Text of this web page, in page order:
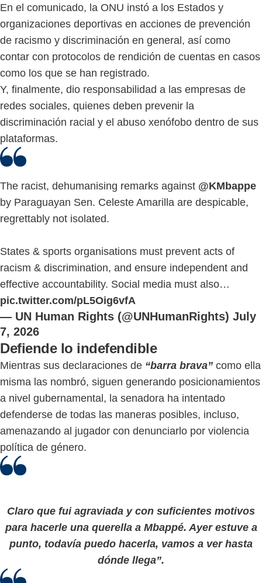
En el comunicado, la ONU instó a los Estados y
organizaciones deportivas en acciones de prevención
de racismo y discriminación en general, así como
contar con protocolos de rendición de cuentas en casos
como los que se han registrado.
Y, finalmente, dio responsabilidad a las empresas de
redes sociales, quienes deben prevenir la
discriminación racial y el abuso xenófobo dentro de sus
plataformas.
The racist, dehumanising remarks against @KMbappe
by Paraguayan Sen. Celeste Amarilla are despicable,
regrettably not isolated.
States & sports organisations must prevent acts of
racism & discrimination, and ensure independent and
effective accountability. Social media must also…
pic.twitter.com/pL5Oig6vfA
— UN Human Rights (@UNHumanRights) July
7, 2026
Defiende lo indefendible
Mientras sus declaraciones de “barra brava” como ella
misma las nombró, siguen generando posicionamientos
a nivel gubernamental, la senadora ha intentado
defenderse de todas las maneras posibles, incluso,
amenazando al jugador con denunciarlo por violencia
política de género.
Claro que fui agraviada y con suficientes motivos
para hacerle una querella a Mbappé. Ayer estuve a
punto, todavía puedo hacerla, vamos a ver hasta
dónde llega”.